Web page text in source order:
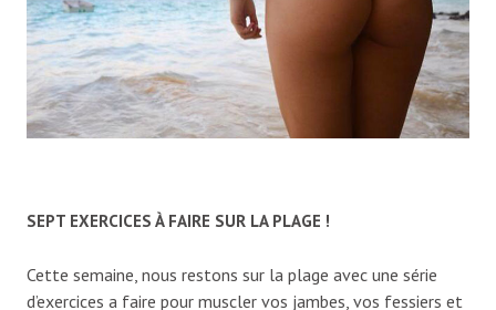
SEPT EXERCICES À FAIRE SUR LA PLAGE !
Cette semaine, nous restons sur la plage avec une série
d’exercices a faire pour muscler vos jambes, vos fessiers et